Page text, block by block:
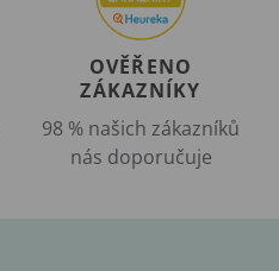
OVĚŘENO
ZÁKAZNÍKY
98 % našich zákazníků
nás doporučuje